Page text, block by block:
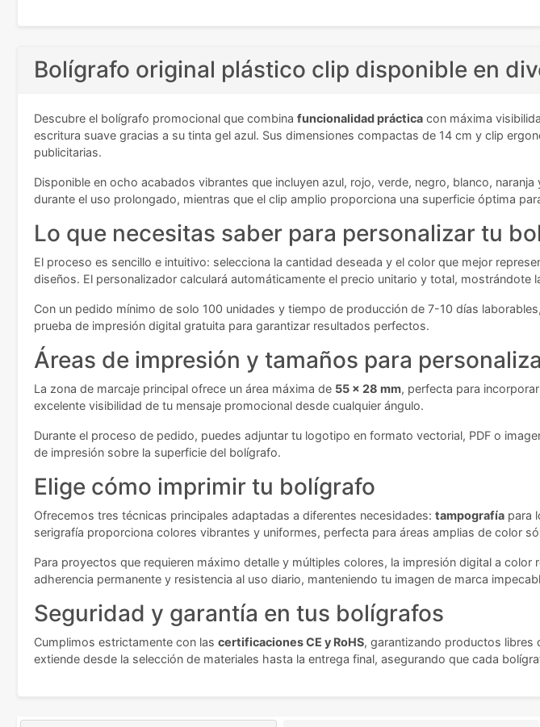
Bolígrafo original plástico clip disponible en
Descubre el bolígrafo promocional que combina funcionalidad práctica con máxima
escritura suave gracias a su tinta gel azul. Sus dimensiones compactas de 14 cm y clip
publicitarias.
Disponible en ocho acabados vibrantes que incluyen azul, rojo, verde, negro, blanco,
durante el uso prolongado, mientras que el clip amplio proporciona una superficie óptima
Lo que necesitas saber para personalizar tu
El proceso es sencillo e intuitivo: selecciona la cantidad deseada y el color que mejor
diseños. El personalizador calculará automáticamente el precio unitario y total,
Con un pedido mínimo de solo 100 unidades y tiempo de producción de 7-10 días
prueba de impresión digital gratuita para garantizar resultados perfectos.
Áreas de impresión y tamaños para
La zona de marcaje principal ofrece un área máxima de 55 x 28 mm, perfecta para
excelente visibilidad de tu mensaje promocional desde cualquier ángulo.
Durante el proceso de pedido, puedes adjuntar tu logotipo en formato vectorial, PDF o
de impresión sobre la superficie del bolígrafo.
Elige cómo imprimir tu bolígrafo
Ofrecemos tres técnicas principales adaptadas a diferentes necesidades: tampografía para
serigrafía proporciona colores vibrantes y uniformes, perfecta para áreas amplias de color
Para proyectos que requieren máximo detalle y múltiples colores, la impresión digital a
adherencia permanente y resistencia al uso diario, manteniendo tu imagen de marca
Seguridad y garantía en tus bolígrafos
Cumplimos estrictamente con las certificaciones CE y RoHS, garantizando productos libres
extiende desde la selección de materiales hasta la entrega final, asegurando que cada